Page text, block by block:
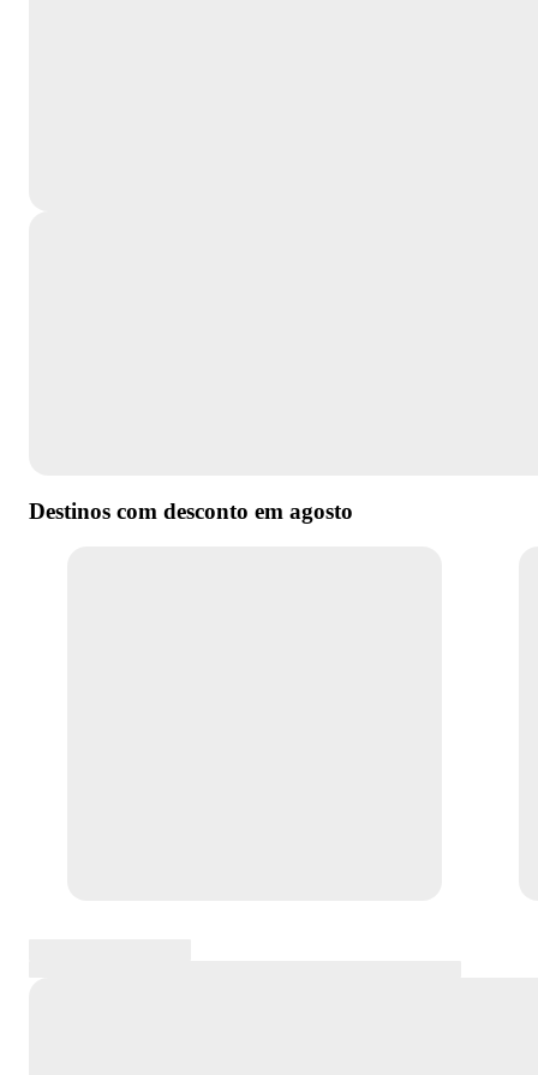
Destinos com desconto em agosto